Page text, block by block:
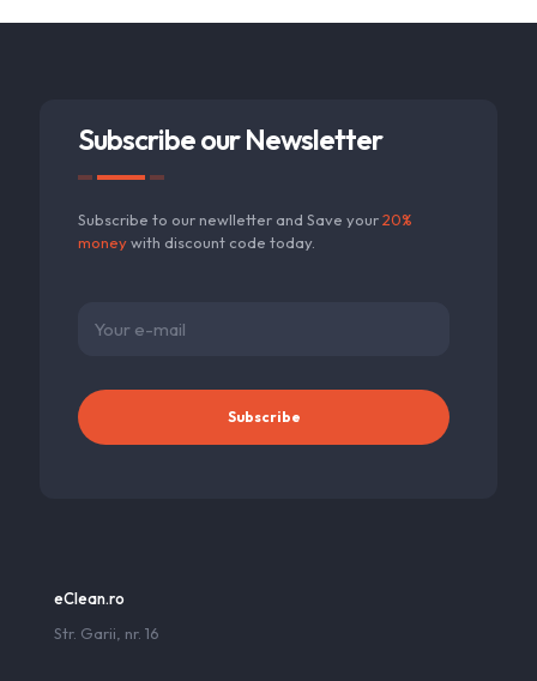
Subscribe our Newsletter
Subscribe to our newlletter and Save your20%
moneywith discount code today.
eClean.ro
Str. Garii, nr. 16